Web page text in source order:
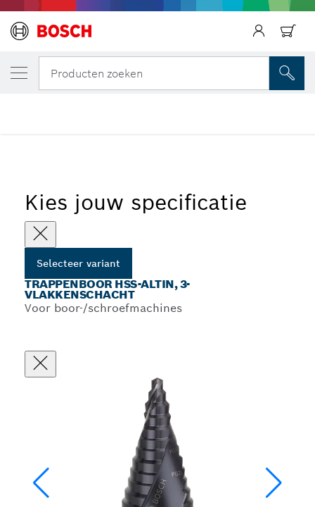
Producten zoeken
Kies jouw specificatie
Selecteer variant
TRAPPENBOOR HSS-ALTIN, 3-
VLAKKENSCHACHT
Voor boor-/schroefmachines
JOUW GESELECTEERDE VARIANT
Trappenboor HSS-AlTiN, 3-vlakkenschacht